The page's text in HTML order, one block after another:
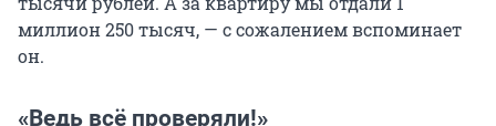
миллион 250 тысяч, — с сожалением вспоминает
он.
«Ведь всё проверяли!»